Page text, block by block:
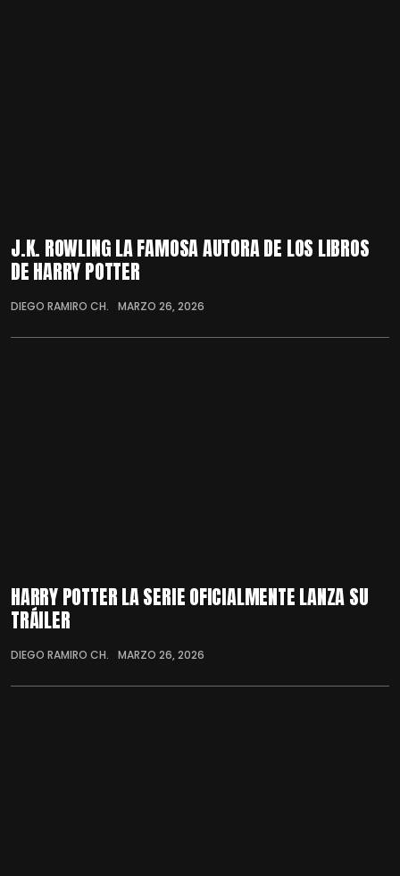
J.K. ROWLING LA FAMOSA AUTORA DE LOS LIBROS
DE HARRY POTTER
DIEGO RAMIRO CH. MARZO 26, 2026
HARRY POTTER LA SERIE OFICIALMENTE LANZA SU
TRÁILER
DIEGO RAMIRO CH. MARZO 26, 2026